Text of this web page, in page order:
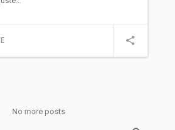
No more posts